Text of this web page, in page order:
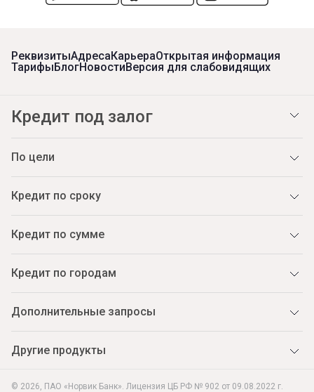
© 2026, ПАО «Норвик Банк». Лицензия ЦБ РФ № 902 от 09.08.2022 г.
РеквизитыАдресаКарьераОткрытая информация
ТарифыБлогНовостиВерсия для слабовидящих
Кредит под залог
По цели
Кредит по сроку
Кредит по сумме
Кредит по городам
Дополнительные запросы
Другие продукты